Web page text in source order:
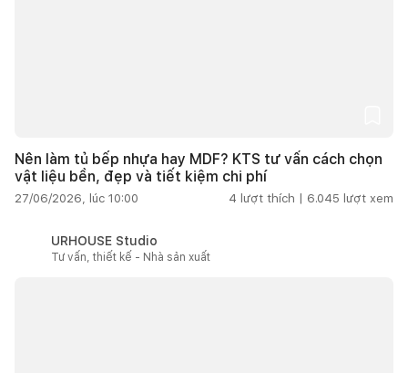
Nên làm tủ bếp nhựa hay MDF? KTS tư vấn cách chọn
vật liệu bền, đẹp và tiết kiệm chi phí
27/06/2026, lúc 10:00 4 lượt thích | 6.045 lượt xem
URHOUSE Studio
Tư vấn, thiết kế - Nhà sản xuất